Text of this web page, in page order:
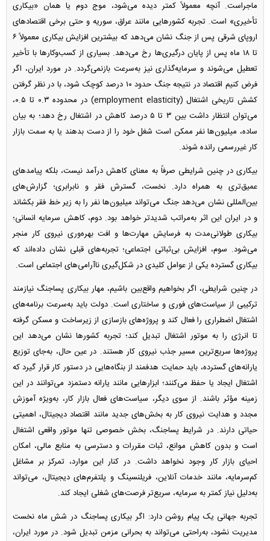
ماجراست. آنچه معمولاً کمتر دیده می‌شود، موج دوم یا همان «بیکاری
تأخیری» است. تجربه کشور‌هایی مانند عراق، سوریه و حتی برخی اقتصاد‌های
اروپای شرقی پس از جنگ نشان می‌دهد که بیشترین افزایش بیکاری معمولاً ۶
تا ۱۸ ماه پس از پایان درگیری‌ها رخ می‌دهد. بسیاری از کسب‌وکار‌ها با تأخیر
تعطیل می‌شوند و سرمایه‌گذاری نیز به‌سرعت بازنمی‌گردد. در مورد ایران، اگر
فرض کنیم اقتصاد در نتیجه جنگ حدود ۱۰ درصد کوچک شود، با در نظر گرفتن
کشش تاریخی اشتغال (employment elasticity) در محدوده ۰.۳ تا ۰.۵،
می‌توان انتظار داشت بین ۳ تا ۵ درصد کاهش در اشتغال رخ دهد؛ به بیان
ساده، میلیون‌ها نفر ممکن است شغل خود را از دست بدهند یا به سمت بازار
کار غیررسمی رانده شوند.
بیکاری در چنین شرایطی صرفاً به معنای کاهش درآمد نیست، بلکه پیامد‌های
عمیق‌تری به همراه دارد. نخست، گسترش فقر و نابرابری؛ گزارش‌های
بین‌المللی نشان می‌دهد جنگ می‌تواند میلیون‌ها نفر را به زیر خط فقر بکشاند
و در ایران این اثر به‌مراتب شدیدتر خواهد بود. دوم، کاهش سرمایه انسانی؛
بیکاری طولانی‌مدت به فرسایش مهارت‌ها و افت بهره‌وری نیروی کار منجر
می‌شود. سوم، افزایش بی‌ثباتی اجتماعی؛ تجربه‌های قبلی نشان داده‌اند که
بیکاری گسترده یکی از عوامل کلیدی در شکل‌گیری ناآرامی‌های اجتماعی است.
در چنین شرایطی، اگر بخواهیم واقع‌بین باشیم، مهار بیکاری پساجنگ نیازمند
ترکیبی از سیاست‌های فوری و ساختاری است. دولت باید به‌سرعت برنامه‌های
اشتغال اضطراری را فعال کند و پروژه‌های بازسازی از زیرساخت و مسکن گرفته
تا انرژی را به موتور اشتغال تبدیل کند؛ تجربه کشور‌ها نشان می‌دهد این
پروژه‌ها سریع‌ترین مسیر جذب نیروی کار هستند. در عین حال، به‌جای توزیع
یارانه‌های گسترده، باید حمایت هدفمند از بنگاه‌هایی در دستور کار قرار گیرد که
اشتغال ایجاد یا حفظ می‌کنند؛ ابزار‌هایی مانند یارانه دستمزد می‌توانند در این
زمینه مؤثر باشند. از سوی دیگر، سیاست‌های فعال بازار کار، به‌ویژه آموزش
مجدد و هدایت نیروی کار به بخش‌های جدید مانند اقتصاد دیجیتال، اهمیتی
حیاتی دارند. در شرایط پساجنگ، بخش خصوصی تنها موتور واقعی اشتغال
است و بدون کاهش موانع، ثبات مقررات و دسترسی به منابع مالی، امکان
احیای بازار کار وجود نخواهد داشت. در کنار این موارد، تمرکز بر مشاغل
کم‌سرمایه، مانند خدمات آنلاین، فریلنسینگ و پلتفرم‌های دیجیتال، می‌تواند
به‌دلیل نیاز کمتر به سرمایه، سریع‌تر فرصت‌های شغلی ایجاد کند.
تجربه جهانی یک پیام روشن دارد: اگر بیکاری پساجنگ در شش ماه نخست
مدیریت نشود، به‌راحتی می‌تواند به بحرانی مزمن تبدیل شود. در مورد ایران،